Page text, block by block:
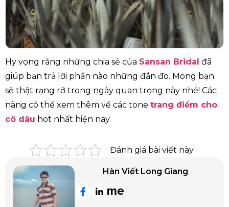
Hy vọng rằng những chia sẻ của Sansan Bridal đã
giúp bạn trả lời phần nào những đắn đo. Mong bạn
sẽ thật rạng rỡ trong ngày quan trọng này nhé! Các
nàng có thể xem thêm về các tone trang điểm cho
cô dâu hot nhất hiện nay.
Đánh giá bài viết này
Hàn Viết Long Giang